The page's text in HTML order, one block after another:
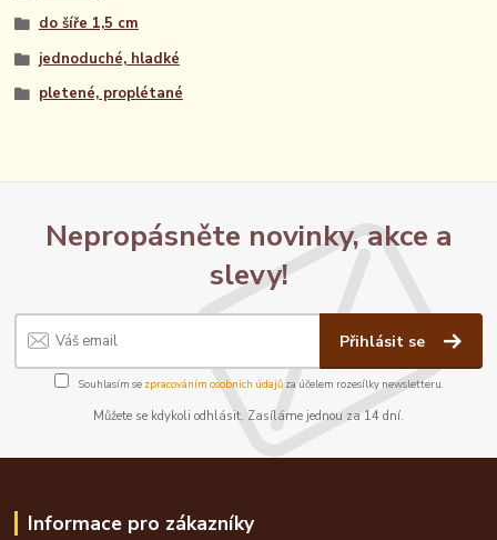
do šíře 1,5 cm
jednoduché, hladké
pletené, proplétané
Nepropásněte novinky, akce a
slevy!
Přihlásit se
Souhlasím se zpracováním osobních údajůza účelem rozesílky newsletteru.
Můžete se kdykoli odhlásit. Zasíláme jednou za 14 dní.
Informace pro zákazníky